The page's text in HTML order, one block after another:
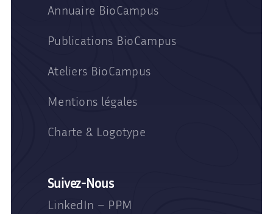
Annuaire BioCampus
Publications BioCampus
Ateliers BioCampus
Mentions légales
Charte & Logotype
Suivez-Nous
LinkedIn – PPM